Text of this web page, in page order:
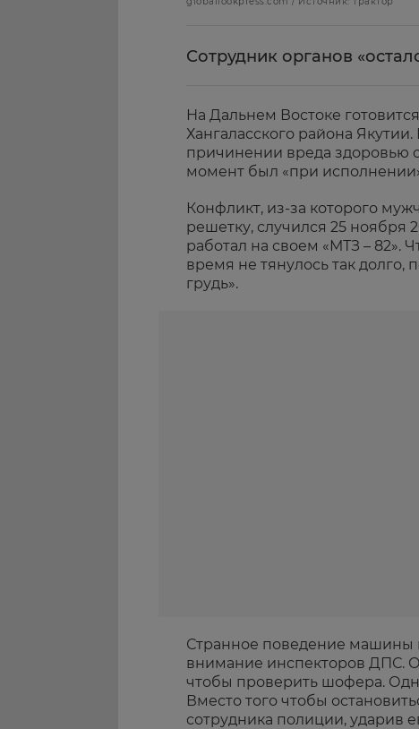
Сотрудник органов
На Дальнем Востоке
Хангаласского района
причинении вреда здоровью
момент был «при
Конфликт, из-за которого
решетку, случился 25 ноября
работал на своем «МТЗ – 82».
время не тянулось так
грудь».
Странное поведение машины
внимание инспекторов ДПС.
чтобы проверить шофера.
Вместо того чтобы
сотрудника полиции, ударив